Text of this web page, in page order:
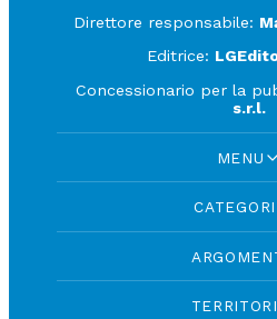
Direttore responsabile:
Editrice:
Concessionario per la
s.r.l.
MENU